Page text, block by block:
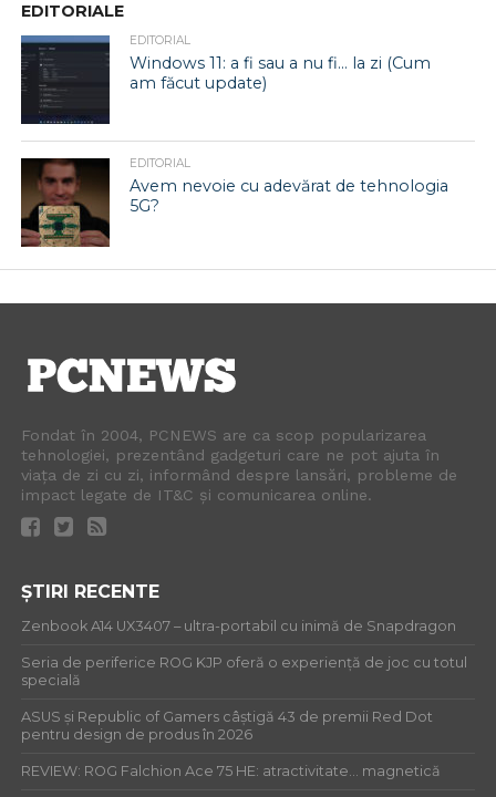
EDITORIALE
EDITORIAL
Windows 11: a fi sau a nu fi… la zi (Cum
am făcut update)
EDITORIAL
Avem nevoie cu adevărat de tehnologia
5G?
Fondat în 2004, PCNEWS are ca scop popularizarea
tehnologiei, prezentând gadgeturi care ne pot ajuta în
viața de zi cu zi, informând despre lansări, probleme de
impact legate de IT&C și comunicarea online.
ȘTIRI RECENTE
Zenbook A14 UX3407 – ultra-portabil cu inimă de Snapdragon
Seria de periferice ROG KJP oferă o experiență de joc cu totul
specială
ASUS și Republic of Gamers câștigă 43 de premii Red Dot
pentru design de produs în 2026
REVIEW: ROG Falchion Ace 75 HE: atractivitate… magnetică